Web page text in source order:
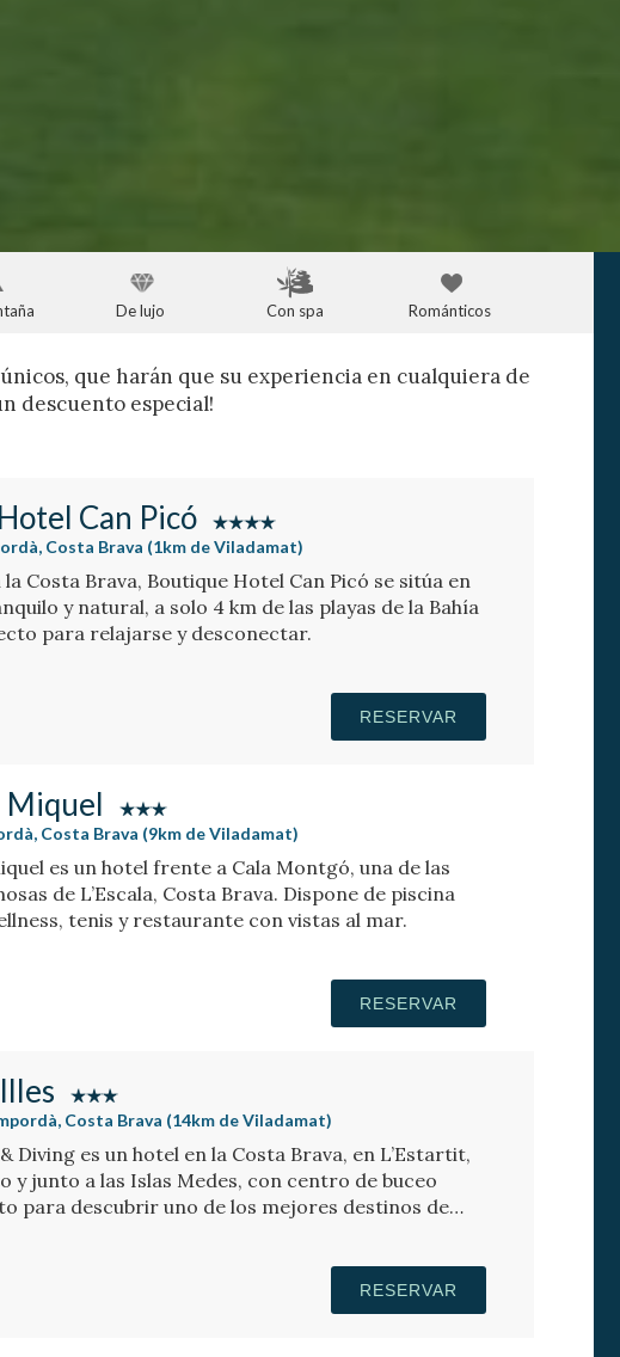
De lujo Con spa Románticos
que harán que su experiencia en cualquiera de
descuento especial!
Can Picó
Costa Brava (1km de Viladamat)
la Costa Brava, Boutique Hotel Can Picó se sitúa en
y natural, a solo 4 km de las playas de la Bahía
para relajarse y desconectar.
RESERVAR
Miquel
Costa Brava (9km de Viladamat)
es un hotel frente a Cala Montgó, una de las
de L’Escala, Costa Brava. Dispone de piscina
wellness, tenis y restaurante con vistas al mar.
RESERVAR
Costa Brava (14km de Viladamat)
Diving es un hotel en la Costa Brava, en L’Estartit,
y junto a las Islas Medes, con centro de buceo
para descubrir uno de los mejores destinos de
RESERVAR